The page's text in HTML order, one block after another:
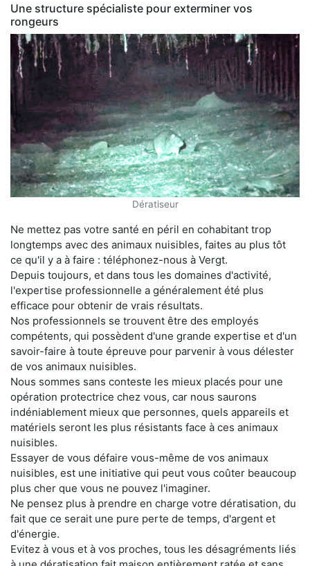
Une structure spécialiste pour exterminer vos
rongeurs
Dératiseur
Ne mettez pas votre santé en péril en cohabitant trop
longtemps avec des animaux nuisibles, faites au plus tôt
ce qu'il y a à faire : téléphonez-nous à Vergt.
Depuis toujours, et dans tous les domaines d'activité,
l'expertise professionnelle a généralement été plus
efficace pour obtenir de vrais résultats.
Nos professionnels se trouvent être des employés
compétents, qui possèdent d'une grande expertise et d'un
savoir-faire à toute épreuve pour parvenir à vous délester
de vos animaux nuisibles.
Nous sommes sans conteste les mieux placés pour une
opération protectrice chez vous, car nous saurons
indéniablement mieux que personnes, quels appareils et
matériels seront les plus résistants face à ces animaux
nuisibles.
Essayer de vous défaire vous-même de vos animaux
nuisibles, est une initiative qui peut vous coûter beaucoup
plus cher que vous ne pouvez l'imaginer.
Ne pensez plus à prendre en charge votre dératisation, du
fait que ce serait une pure perte de temps, d'argent et
d'énergie.
Evitez à vous et à vos proches, tous les désagréments liés